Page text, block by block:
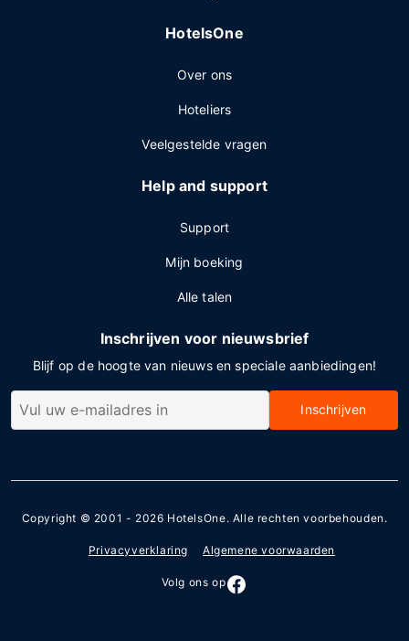
HotelsOne
Over ons
Hoteliers
Veelgestelde vragen
Help and support
Support
Mijn boeking
Alle talen
Inschrijven voor nieuwsbrief
Blijf op de hoogte van nieuws en speciale aanbiedingen!
Inschrijven
Copyright © 2001 - 2026 HotelsOne. Alle rechten voorbehouden.
Privacyverklaring Algemene voorwaarden
Volg ons op